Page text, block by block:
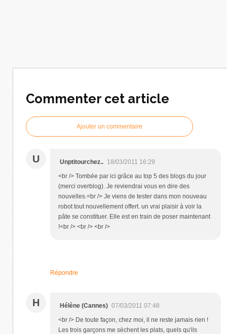
Commenter cet article
Ajouter un commentaire
U Unptitourchez.. 18/03/2011 16:29
<br /> Tombée par ici grâce au top 5 des blogs du jour
(merci overblog). Je reviendrai vous en dire des
nouvelles.<br /> Je viens de tester dans mon nouveau
robot tout nouvellement offert. un vrai plaisir à voir la
pâte se constituer. Elle est en train de poser maintenant
!<br /> <br /> <br />
Répondre
H Hélène (Cannes) 07/03/2011 07:48
<br /> De toute façon, chez moi, il ne reste jamais rien !
Les trois garçons me sèchent les plats, quels qu'ils